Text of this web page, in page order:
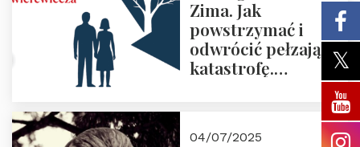
Zima. Jak
powstrzymać i
odwrócić pełzającą
katastrofę.
pierwsze spotkanie
04/07/2025